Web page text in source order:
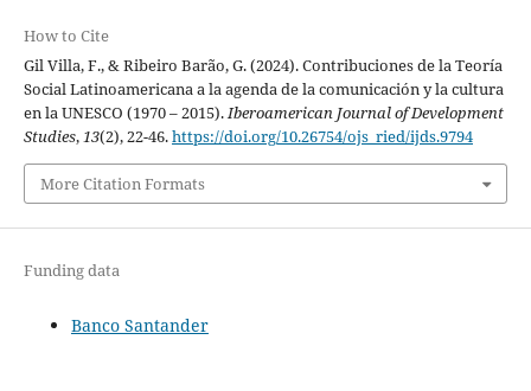
How to Cite
Gil Villa, F., & Ribeiro Barão, G. (2024). Contribuciones de la Teoría
Social Latinoamericana a la agenda de la comunicación y la cultura
en la UNESCO (1970 – 2015).Iberoamerican Journal of Development
Studies,13(2), 22-46.https://doi.org/10.26754/ojs_ried/ijds.9794
More Citation Formats
Funding data
Banco Santander